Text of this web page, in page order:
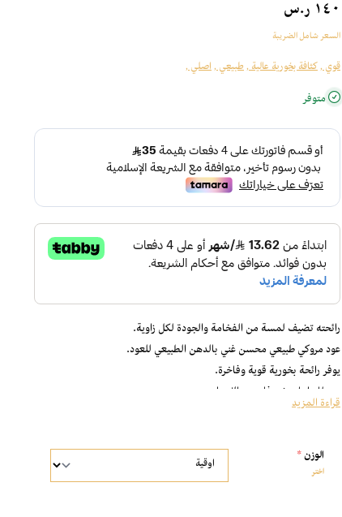
١٤٠ ر.س
السعر شامل الضريبة
قوي ,كثافة بخورية عالية ,طبيعي ,اصلي ,
متوفر
رائحته تضيف لمسة من الفخامة والجودة لكل زاوية.
عود مروكي طبيعي محسن غني بالدهن الطبيعي للعود.
يوفر رائحة بخورية قوية وفاخرة.
يجملك امام ضيوفك عند الإهداء.
مناسب لجميع أنواع المباخر.
إذا كنت ترغب في رائحة عود متألقة وفاخرة، جرب عود مروكي.
قراءة المزيد
الوزن*
اختر